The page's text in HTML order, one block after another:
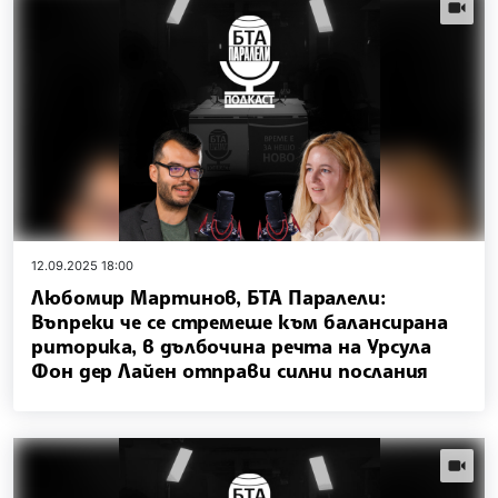
12.09.2025 18:00
Любомир Мартинов, БТА Паралели:
Въпреки че се стремеше към балансирана
риторика, в дълбочина речта на Урсула
Фон дер Лайен отправи силни послания